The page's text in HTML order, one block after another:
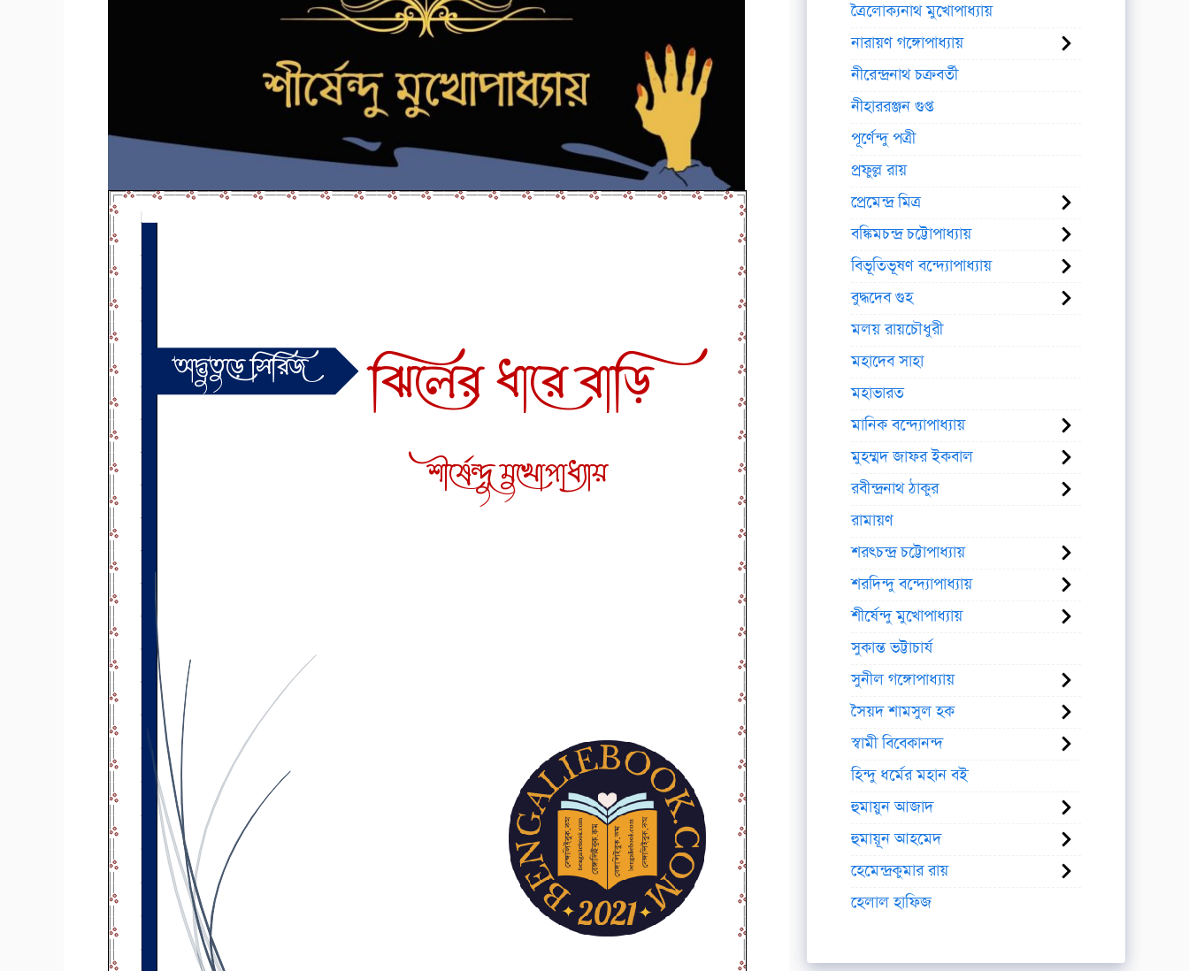
ত্রৈলোক্যনাথ মুখোপাধ্যায়
নারায়ণ গঙ্গোপাধ্যায়
নীরেন্দ্রনাথ চক্রবর্তী
নীহাররঞ্জন গুপ্ত
পূর্ণেন্দু পত্রী
প্রফুল্ল রায়
প্রেমেন্দ্র মিত্র
বঙ্কিমচন্দ্র চট্টোপাধ্যায়
বিভূতিভূষণ বন্দ্যোপাধ্যায়
বুদ্ধদেব গুহ
মলয় রায়চৌধুরী
মহাদেব সাহা
মহাভারত
মানিক বন্দ্যোপাধ্যায়
মুহম্মদ জাফর ইকবাল
রবীন্দ্রনাথ ঠাকুর
রামায়ণ
শরৎচন্দ্র চট্টোপাধ্যায়
শরদিন্দু বন্দ্যোপাধ্যায়
শীর্ষেন্দু মুখোপাধ্যায়
সুকান্ত ভট্টাচার্য
সুনীল গঙ্গোপাধ্যায়
সৈয়দ শামসুল হক
স্বামী বিবেকানন্দ
হিন্দু ধর্মের মহান বই
হুমায়ুন আজাদ
হুমায়ূন আহমেদ
হেমেন্দ্রকুমার রায়
হেলাল হাফিজ